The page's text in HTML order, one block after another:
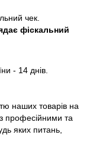
чек.
фіскальний
- 14 днів.
наших товарів на
професійними та
яких питань,